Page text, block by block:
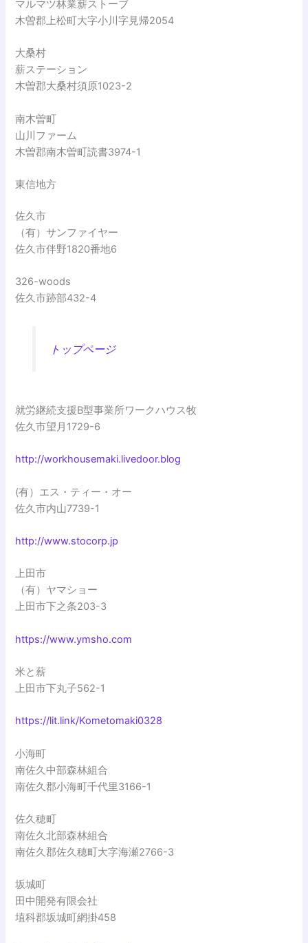
マルマツ林業薪ストーブ
木曽郡上松町大字小川字見帰2054
大桑村
薪ステーション
木曽郡大桑村須原1023-2
南木曽町
山川ファーム
木曽郡南木曽町読書3974-1
東信地方
佐久市
（有）サンファイヤー
佐久市伴野1820番地6
326-woods
佐久市跡部432-4
トップページ
就労継続支援B型事業所ワークハウス牧
佐久市望月1729-6
http://workhousemaki.livedoor.blog
(有）エス・ティー・オー
佐久市内山7739-1
http://www.stocorp.jp
上田市
（有）ヤマショー
上田市下之条203-3
https://www.ymsho.com
米と薪
上田市下丸子562-1
https://lit.link/Kometomaki0328
小海町
南佐久中部森林組合
南佐久郡小海町千代里3166-1
佐久穂町
南佐久北部森林組合
南佐久郡佐久穂町大字海瀬2766-3
坂城町
田中開発有限会社
埴科郡坂城町網掛458